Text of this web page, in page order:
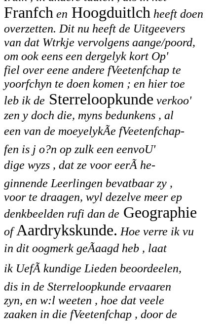
Franfch en Hoogduitlch heeft doen
overzetten. Dit nu heeft de Uitgeevers
van dat Wtrkje vervolgens aange/poord,
om ook eens een dergelyk kort Op'
fiel over eene andere fVeetenfchap te
yoorfchyn te doen komen ; en hier toe
leb ik de Sterreloopkunde verkoo'
zen y doch die, myns bedunkens , al
een van de moeyelykÃe fVeetenfchap-
fen is j o?n op zulk een eenvoU'
dige wyzs , dat ze voor eerÃ he-
ginnende Leerlingen bevatbaar zy ,
voorte draagen, wyl dezelve meer ep
denkbeelden rufi dan de Geographie
ofAardrykskunde. Hoe verre ik vu
in dit oogmerk geÃaagd heb , laat
ik UefÃ kundige Lieden beoordeelen,
dis in de Sterreloopkunde ervaaren
zyn, en w:l weeten , hoe dat veele
zaaken in die fVeetenfchap , door de